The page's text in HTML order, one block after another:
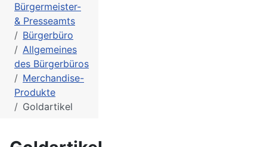
Bürgermeister-
& Presseamts
Bürgerbüro
Allgemeines
des Bürgerbüros
Merchandise-
Produkte
Goldartikel